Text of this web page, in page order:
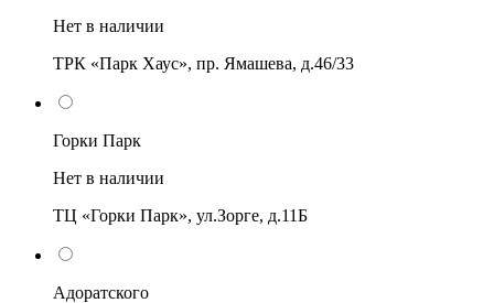
Нет в наличии
ТРК «Парк Хаус», пр. Ямашева, д.46/33
Горки Парк
Нет в наличии
ТЦ «Горки Парк», ул.Зорге, д.11Б
Адоратского